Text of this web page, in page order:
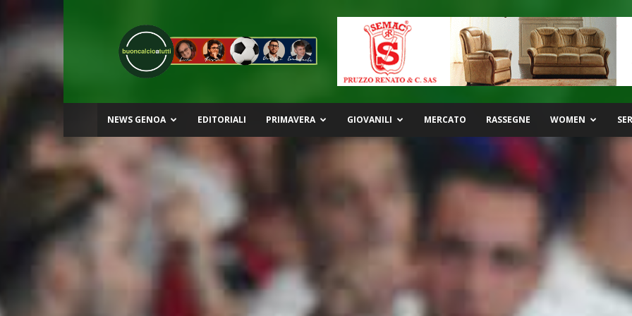
Buon
Calcio
a
Tutti
NEWS GENOA EDITORIALI PRIMAVERA GIOVANILI MERCATO RASSEGNE WOMEN